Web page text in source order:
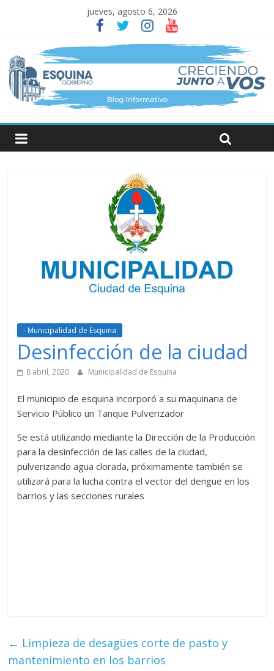
jueves, agosto 6, 2026
- Municipalidad de Esquina
Desinfección de la ciudad
8 abril, 2020 Municipalidad de Esquina
El municipio de esquina incorporó a su maquinaria de
Servicio Público un Tanque Pulverizador
Se está utilizando mediante la Dirección de la Producción
para la desinfección de las calles de la ciudad,
pulverizando agua clorada, próximamente también se
utilizará para la lucha contra el vector del dengue en los
barrios y las secciones rurales
← Limpieza de desagües corte de pasto y
mantenimiento en los barrios